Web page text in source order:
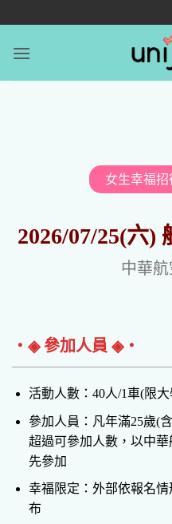
女生幸福
2026/07/25(六)
中華
‧◈ 參加人員 ◈‧
活動人數：40人/1車(限
參加人員：凡年滿25歲(
超過可參加人數，以中
先參加
幸福限定：外部依報名
布